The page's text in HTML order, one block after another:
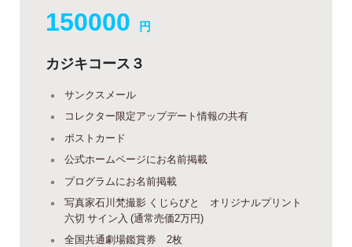
150000 円
カジキコース３
サンクスメール
コレクター限定アップデート情報の共有
ポストカード
公式ホームページにお名前掲載
プログラムにお名前掲載
写真家石川梵撮影 くじらびと オリジナルプリント
六切 サイン入 (通常売価2万円)
全国共通劇場鑑賞券 2枚